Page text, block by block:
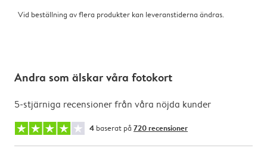
Vid beställning av flera produkter kan leveranstiderna ändras.
Andra som älskar våra fotokort
5-stjärniga recensioner från våra nöjda kunder
4 baserat på 720 recensioner